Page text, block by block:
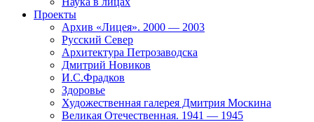
Проекты
Архив «Лицея». 2000 — 2003
Русский Север
Архитектура Петрозаводска
Дмитрий Новиков
И.С.Фрадков
Здоровье
Художественная галерея Дмитрия Москина
Великая Отечественная. 1941 — 1945